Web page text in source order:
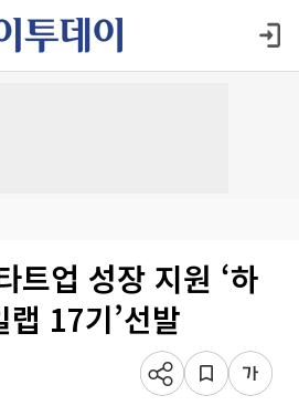
트업 성장 지원 ‘하
17기’선발